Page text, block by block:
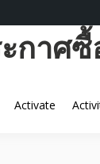
กาศ
Activate